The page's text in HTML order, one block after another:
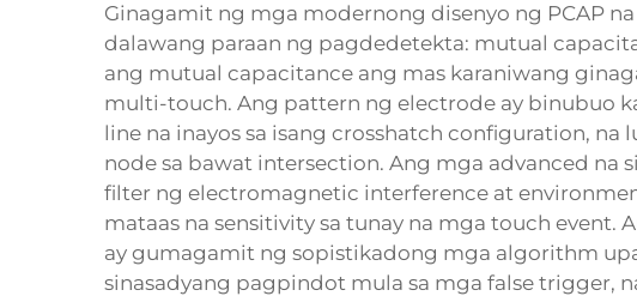
Ginagamit ng mga modernong disenyo ng PCAP
dalawang paraan ng pagdedetekta: mutual
ang mutual capacitance ang mas karaniwang
multi-touch. Ang pattern ng electrode ay binubuo
line na inayos sa isang crosshatch configuration,
node sa bawat intersection. Ang mga advanced na
filter ng electromagnetic interference at
mataas na sensitivity sa tunay na mga touch event.
ay gumagamit ng sopistikadong mga algorithm
sinasadyang pagpindot mula sa mga false trigger,